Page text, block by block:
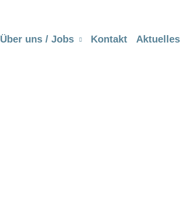
Über uns / Jobs Kontakt Aktuelles